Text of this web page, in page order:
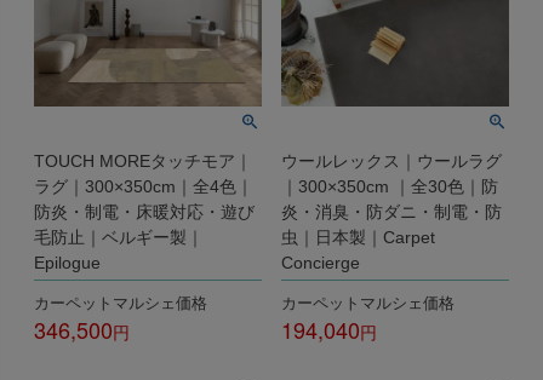
TOUCH MOREタッチモア｜
ラグ｜300×350cm｜全4色｜
防炎・制電・床暖対応・遊び
毛防止｜ベルギー製｜
Epilogue
カーペットマルシェ価格
346,500
ウールレックス｜ウールラグ
｜300×350cm ｜全30色｜防
炎・消臭・防ダニ・制電・防
虫｜日本製｜Carpet
Concierge
カーペットマルシェ価格
194,040